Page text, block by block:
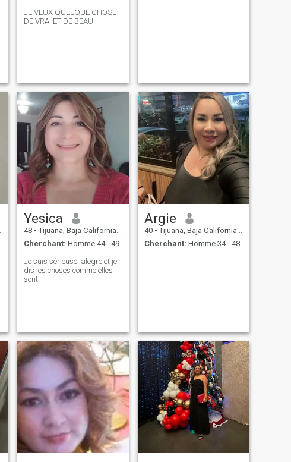
JE VEUX QUELQUE CHOSE
DE VRAI ET DE BEAU
.
Yesica
48 • Tijuana, Baja California, Mexique
Cherchant: Homme 44 - 49
Je suis sérieuse, alegre et je
dis les choses comme elles
sont.
Argie
40 • Tijuana, Baja California, Mexique
Cherchant: Homme 34 - 48